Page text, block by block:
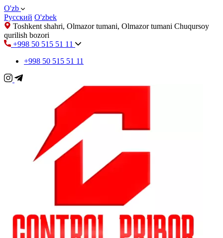
O'zb
Русский O'zbek
Toshkent shahri, Olmazor tumani, Olmazor tumani Chuqursoy
qurilish bozori
+998 50 515 51 11
+998 50 515 51 11